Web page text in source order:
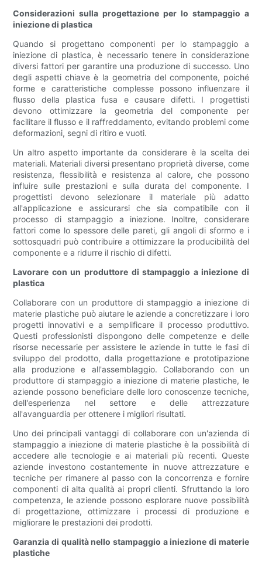
Considerazioni sulla progettazione per lo stampaggio a
iniezione di plastica
Quando si progettano componenti per lo stampaggio a
iniezione di plastica, è necessario tenere in considerazione
diversi fattori per garantire una produzione di successo. Uno
degli aspetti chiave è la geometria del componente, poiché
forme e caratteristiche complesse possono influenzare il
flusso della plastica fusa e causare difetti. I progettisti
devono ottimizzare la geometria del componente per
facilitare il flusso e il raffreddamento, evitando problemi come
deformazioni, segni di ritiro e vuoti.
Un altro aspetto importante da considerare è la scelta dei
materiali. Materiali diversi presentano proprietà diverse, come
resistenza, flessibilità e resistenza al calore, che possono
influire sulle prestazioni e sulla durata del componente. I
progettisti devono selezionare il materiale più adatto
all'applicazione e assicurarsi che sia compatibile con il
processo di stampaggio a iniezione. Inoltre, considerare
fattori come lo spessore delle pareti, gli angoli di sformo e i
sottosquadri può contribuire a ottimizzare la producibilità del
componente e a ridurre il rischio di difetti.
Lavorare con un produttore di stampaggio a iniezione di
plastica
Collaborare con un produttore di stampaggio a iniezione di
materie plastiche può aiutare le aziende a concretizzare i loro
progetti innovativi e a semplificare il processo produttivo.
Questi professionisti dispongono delle competenze e delle
risorse necessarie per assistere le aziende in tutte le fasi di
sviluppo del prodotto, dalla progettazione e prototipazione
alla produzione e all'assemblaggio. Collaborando con un
produttore di stampaggio a iniezione di materie plastiche, le
aziende possono beneficiare delle loro conoscenze tecniche,
dell'esperienza nel settore e delle attrezzature
all'avanguardia per ottenere i migliori risultati.
Uno dei principali vantaggi di collaborare con un'azienda di
stampaggio a iniezione di materie plastiche è la possibilità di
accedere alle tecnologie e ai materiali più recenti. Queste
aziende investono costantemente in nuove attrezzature e
tecniche per rimanere al passo con la concorrenza e fornire
componenti di alta qualità ai propri clienti. Sfruttando la loro
competenza, le aziende possono esplorare nuove possibilità
di progettazione, ottimizzare i processi di produzione e
migliorare le prestazioni dei prodotti.
Garanzia di qualità nello stampaggio a iniezione di materie
plastiche